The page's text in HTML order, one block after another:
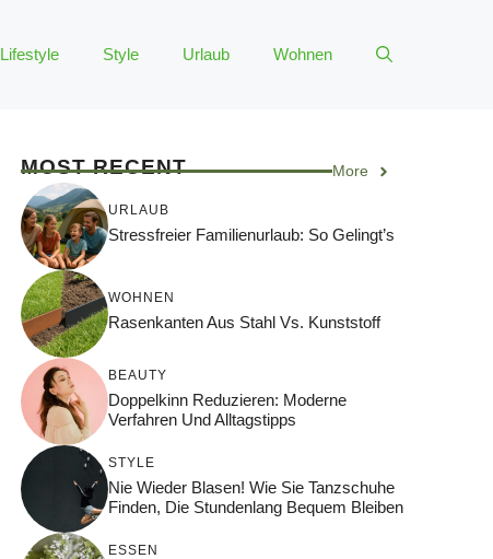
Lifestyle Style Urlaub Wohnen
MOST RECENT More
URLAUB
Stressfreier Familienurlaub: So Gelingt’s
WOHNEN
Rasenkanten Aus Stahl Vs. Kunststoff
BEAUTY
Doppelkinn Reduzieren: Moderne
Verfahren Und Alltagstipps
STYLE
Nie Wieder Blasen! Wie Sie Tanzschuhe
Finden, Die Stundenlang Bequem Bleiben
ESSEN